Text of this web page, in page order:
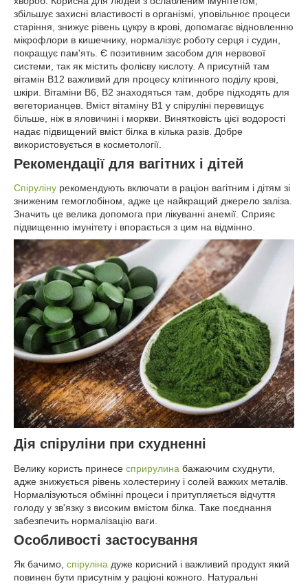
збільшує захисні властивості в організмі, уповільнює процеси
старіння, знижує рівень цукру в крові, допомагає відновленню
мікрофлори в кишечнику, нормалізує роботу серця і судин,
покращує пам'ять. Є позитивним засобом для нервової
системи, так як містить фолієву кислоту. А присутній там
вітамін В12 важливий для процесу клітинного поділу крові,
шкіри. Вітаміни В6, В2 знаходяться там, добре підходять для
вегеторианцев. Вміст вітаміну В1 у спіруліні перевищує
більше, ніж в яловичині і моркви. Винятковість цієї водорості
надає підвищений вміст білка в кілька разів. Добре
використовується в косметології.
Рекомендації для вагітних і дітей
Спіруліну рекомендують включати в раціон вагітним і дітям зі
зниженим гемоглобіном, адже це найкращий джерело заліза.
Значить це велика допомога при лікуванні анемії. Сприяє
підвищенню імунітету і впорається з цим на відмінно.
Дія спіруліни при схудненні
Велику користь принесе сприрулина бажаючим схуднути,
адже знижується рівень холестерину і солей важких металів.
Нормалізуються обмінні процеси і притупляється відчуття
голоду у зв'язку з високим вмістом білка. Таке поєднання
забезпечить нормалізацію ваги.
Особливості застосування
Як бачимо, спіруліна дуже корисний і важливий продукт який
повинен бути присутнім у раціоні кожного. Натуральні